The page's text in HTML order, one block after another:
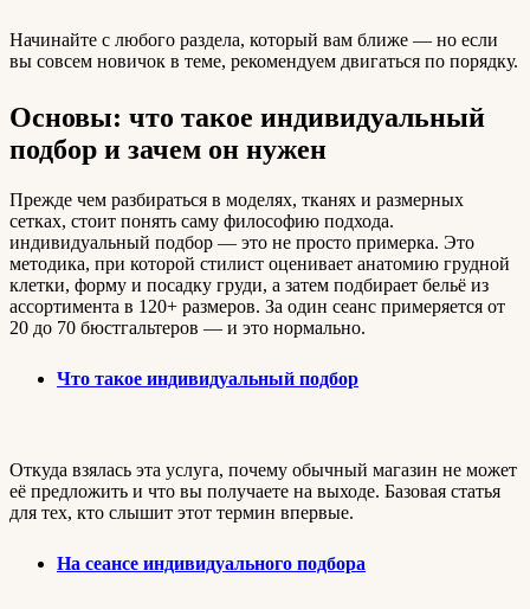
Начинайте с любого раздела, который вам ближе — но если
вы совсем новичок в теме, рекомендуем двигаться по порядку.
Основы: что такое индивидуальный
подбор и зачем он нужен
Прежде чем разбираться в моделях, тканях и размерных
сетках, стоит понять саму философию подхода.
индивидуальный подбор — это не просто примерка. Это
методика, при которой стилист оценивает анатомию грудной
клетки, форму и посадку груди, а затем подбирает бельё из
ассортимента в 120+ размеров. За один сеанс примеряется от
20 до 70 бюстгальтеров — и это нормально.
Что такое индивидуальный подбор
Откуда взялась эта услуга, почему обычный магазин не может
её предложить и что вы получаете на выходе. Базовая статья
для тех, кто слышит этот термин впервые.
На сеансе индивидуального подбора